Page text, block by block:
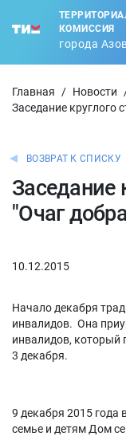
КОМИССИЯ
города
Главная / Новости
Заседание круглого
ВОЗВРАТ К СПИСКУ
Заседание
"Очаг
10.12.2015
Начало декабря
инвалидов. Она
инвалидов, который
3 декабря.
9 декабря 2015
семье и детям Дом